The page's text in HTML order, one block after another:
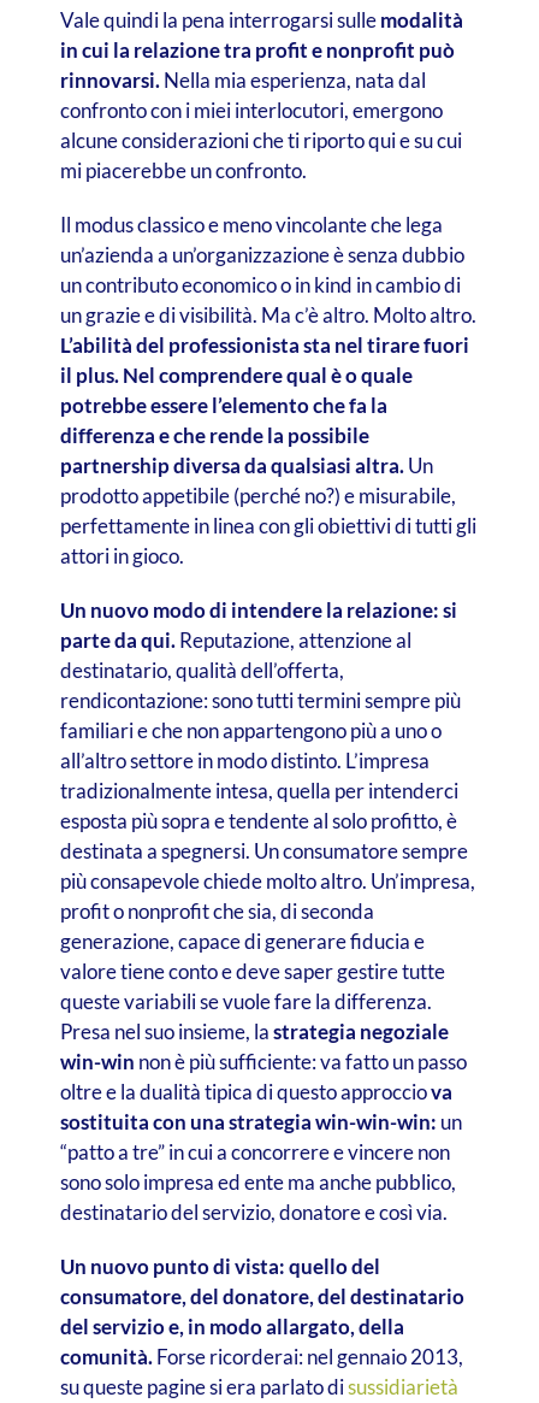
Vale quindi la pena interrogarsi sullemodalità
in cui la relazione tra profit e nonprofit può
rinnovarsi.Nella mia esperienza, nata dal
confronto con i miei interlocutori, emergono
alcune considerazioni che ti riporto qui e su cui
mi piacerebbe un confronto.
Il modus classico e meno vincolante che lega
un’azienda a un’organizzazione è senza dubbio
un contributo economico o in kind in cambio di
un grazie e di visibilità. Ma c’è altro. Molto altro.
L’abilità del professionista sta nel tirare fuori
il plus. Nel comprendere qual è o quale
potrebbe essere l’elemento che fa la
differenza e che rende la possibile
partnership diversa da qualsiasi altra.Un
prodotto appetibile (perché no?) e misurabile,
perfettamente in linea con gli obiettivi di tutti gli
attori in gioco.
Un nuovo modo di intendere la relazione: si
parte da qui.Reputazione, attenzione al
destinatario, qualità dell’offerta,
rendicontazione: sono tutti termini sempre più
familiari e che non appartengono più a uno o
all’altro settore in modo distinto. L’impresa
tradizionalmente intesa, quella per intenderci
esposta più sopra e tendente al solo profitto, è
destinata a spegnersi. Un consumatore sempre
più consapevole chiede molto altro. Un’impresa,
profit o nonprofit che sia, di seconda
generazione, capace di generare fiducia e
valore tiene conto e deve saper gestire tutte
queste variabili se vuole fare la differenza.
Presa nel suo insieme, lastrategia negoziale
win-win non è più sufficiente: va fatto un passo
oltre e la dualità tipica di questo approcciova
sostituita con una strategia win-win-win: un
“patto a tre” in cui a concorrere e vincere non
sono solo impresa ed ente ma anche pubblico,
destinatario del servizio, donatore e così via.
Un nuovo punto di vista: quello del
consumatore, del donatore, del destinatario
del servizio e, in modo allargato, della
comunità.Forse ricorderai: nel gennaio 2013,
su queste pagine si era parlato disussidiarietà